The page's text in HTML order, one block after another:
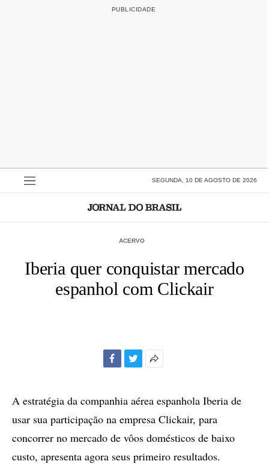
SEGUNDA, 10 DE AGOSTO DE 2026
ACERVO
Iberia quer conquistar mercado
espanhol com Clickair
compartilhamento
A estratégia da companhia aérea espanhola Iberia de
usar sua participação na empresa Clickair, para
concorrer no mercado de vôos domésticos de baixo
custo, apresenta agora seus primeiro resultados.